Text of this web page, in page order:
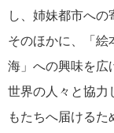
し、姉妹都市への
そのほかに、「絵
海」への興味を広
世界の人々と協力
もたちへ届けるた